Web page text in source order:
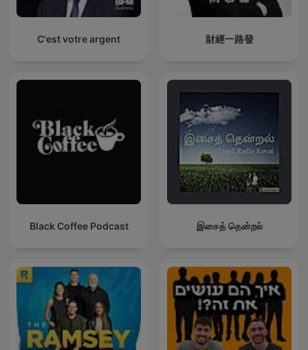
C'est votre argent 財經一路發
Black Coffee Podcast இசைத் தென்றல்